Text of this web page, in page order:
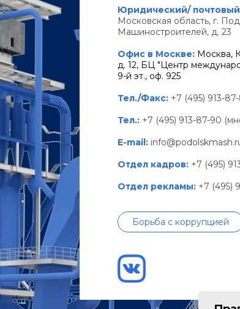
Юридический/
Московская область, г.
Машиностроителей, д. 23
Офис в Москве: Москва,
д. 12, БЦ "Центр
9-й эт., оф. 925
Тел./Факс: +7 (495) 913-
Тел.: +7 (495) 913-87-90
E-mail:
Отдел кадров: +7 (495)
Отдел рекламы: +7 (495)
Борьба с коррупцией